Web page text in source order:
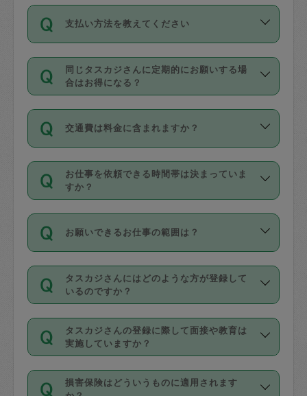
の上事前申請することが必要です。な
お、3時間を下回っても、値引き等はござ
いません。
11種類の価格帯の中からタスカジさん自
身が価格を選んで設定しています。
タスカジさんの価格設定には最初は制限
があり、レビュー件数、レビューの平均
値、などで除々に設定可能な最高額が上
がっていく仕組みになっています。
支払い方法を教えてください
お支払方法はクレジットカード（Visa／
Master／JCB／AMERICAN EXPRESS／
Diners Club）のみとなります。
を行う際にご入力ください。プロフィー
ル登録時にはご入力いただかなくても大
丈夫です。
デビットカード・プリペイドカード（Vプ
リカ、au WALLETなど）は支払にはご利
銀行振込や現金払いも対応していませ
なお、タスカジさんの交通費も、依頼料
金のご請求と合わせてお支払いとなりま
動計算で表示されます。
同じタスカジさんに定期的にお願いする場
合はお得になる？
依頼には「スポット」と「定期（毎週｜
隔週）」があり、「定期」の依頼は「ス
ポット」よりお得な料金でご利用できま
す。
定期の最低利用回数は設けていない代わ
りに、一定数を超えたキャンセルは有償
（例：毎週定期の場合は３回以上のキャ
ンセルが有償（1200円、隔週定期の場合
は２回以上のキャンセルが有償（1200
交通費は料金に含まれますか？
交通費は依頼料金とは別途発生し、依頼
料金のご請求と合わせてお支払いとなり
ます。交通費の金額は「依頼の詳細」に
お仕事を依頼できる時間帯は決まっていま
すか？
時間帯は3種類あります。いずれも１回あ
たり３時間です。
・ＡＭ ９時～１２時
・ＰＭ １３時～１６時
・夜 １８時～２１時
開始時間を２時間前後変更することが可
能です。依頼送信後、個別にタスカジさ
んにメッセージを送り調整してくださ
お願いできるお仕事の範囲は？
掃除、整理収納、洗濯、買い物、料理、
作り置きです。タスカジさんによってで
きる仕事の範囲が異なりますので、依頼
する前にタスカジさんのプロフィールで
確認してください。
基本的に、高所での作業や危険作業、屋
外での作業は対象外です。
タスカジさんにはどのような方が登録して
いるのですか？
主婦として長年の家事経験をお持ちの
方、栄養士・調理師といった資格者で保
育園や学校の給食やレストランで料理関
係の専門職に従事されていた方、日本で
タスカジさんの登録に際して面接や教育は
実施していますか？
応募の際に、各自事務局との面接と説明
を行っています。その後、身分証明書の
損害保険はどういうものに適用されます